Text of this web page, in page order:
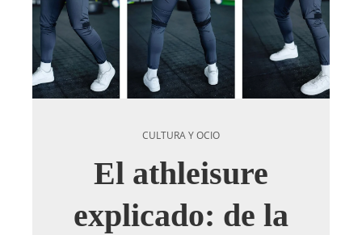
CULTURA Y OCIO
El athleisure
explicado: de la